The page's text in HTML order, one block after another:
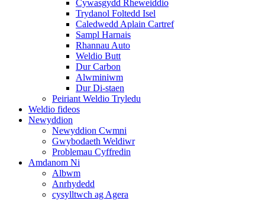
Cywasgydd Rheweiddio
Trydanol Foltedd Isel
Caledwedd Aplain Cartref
Sampl Harnais
Rhannau Auto
Weldio Butt
Dur Carbon
Alwminiwm
Dur Di-staen
Peiriant Weldio Tryledu
Weldio fideos
Newyddion
Newyddion Cwmni
Gwybodaeth Weldiwr
Problemau Cyffredin
Amdanom Ni
Albwm
Anrhydedd
cysylltwch ag Agera